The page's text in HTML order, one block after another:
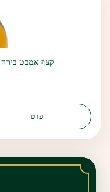
קצף אמבט בירה 250 מ"ל (בבקבוק פלסטיק)
פרט